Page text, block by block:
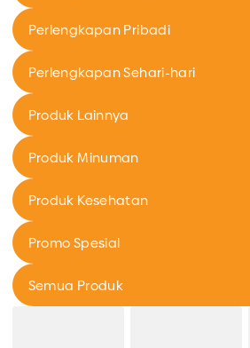
Perlengkapan Pribadi
Perlengkapan Sehari-hari
Produk Lainnya
Produk Minuman
Produk Kesehatan
Promo Spesial
Semua Produk